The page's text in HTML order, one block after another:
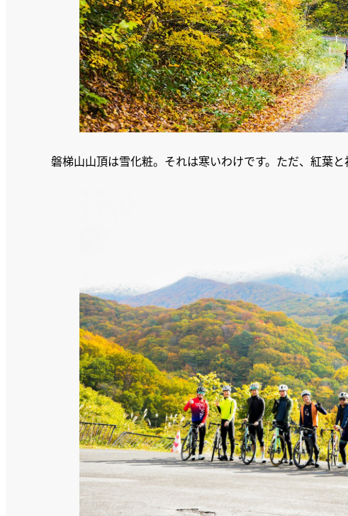
磐梯山山頂は雪化粧。それは寒いわけです。ただ、紅葉